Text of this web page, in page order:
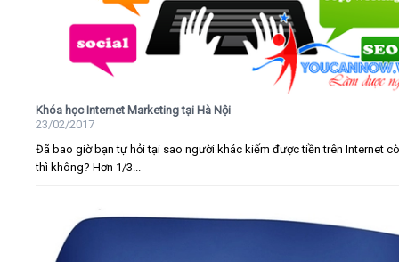
Khóa học Internet Marketing tại Hà Nội
23/02/2017
Đã bao giờ bạn tự hỏi tại sao người khác kiếm được tiền trên Internet
thì không? Hơn 1/3...